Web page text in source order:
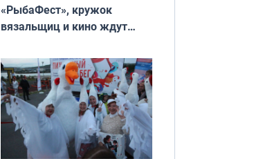
«РыбаФест», кружок
вязальщиц и кино ждут